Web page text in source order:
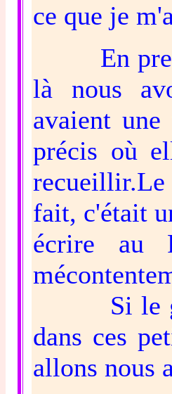
ce que je
En
là nous
avaient
précis où
recueillir.Le
fait, c'était
écrire au
Si le
dans ces
allons nous